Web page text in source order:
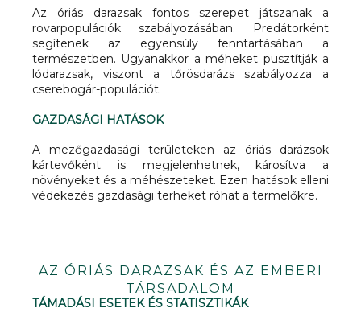
Az óriás darazsak fontos szerepet játszanak a
rovarpopulációk szabályozásában. Predátorként
segítenek az egyensúly fenntartásában a
természetben. Ugyanakkor a méheket pusztítják a
lódarazsak, viszont a tőrösdarázs szabályozza a
cserebogár-populációt.
GAZDASÁGI HATÁSOK
A mezőgazdasági területeken az óriás darázsok
kártevőként is megjelenhetnek, károsítva a
növényeket és a méhészeteket. Ezen hatások elleni
védekezés gazdasági terheket róhat a termelőkre.
AZ ÓRIÁS DARAZSAK ÉS AZ EMBERI
TÁRSADALOM
TÁMADÁSI ESETEK ÉS STATISZTIKÁK